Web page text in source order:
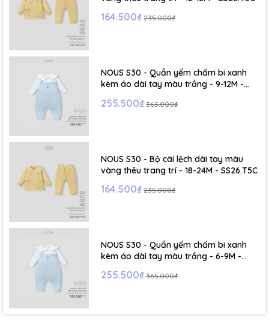
164.500₫ 235.000₫
NOUS S30 - Quần yếm chấm bi xanh
kèm áo dài tay màu trắng - 9-12M -
255.500₫ 365.000₫
NOUS S30 - Bộ cài lệch dài tay màu
vàng thêu trang trí - 18-24M - SS26.T5C
164.500₫ 235.000₫
NOUS S30 - Quần yếm chấm bi xanh
kèm áo dài tay màu trắng - 6-9M -
255.500₫ 365.000₫